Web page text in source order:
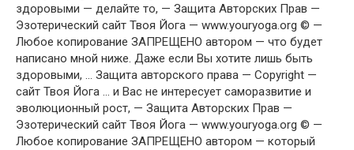
здоровыми — делайте то, — Защита Авторских Прав —
Эзотерический сайт Твоя Йога — www.youryoga.org © —
Любое копирование ЗАПРЕЩЕНО автором — что будет
написано мной ниже. Даже если Вы хотите лишь быть
здоровыми, … Защита авторского права — Copyright —
сайт Твоя Йога … и Вас не интересует саморазвитие и
эволюционный рост, — Защита Авторских Прав —
Эзотерический сайт Твоя Йога — www.youryoga.org © —
Любое копирование ЗАПРЕЩЕНО автором — который